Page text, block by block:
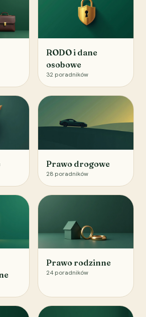
RODO i dane
osobowe
32 poradników
Prawo drogowe
28 poradników
Prawo rodzinne
24 poradników